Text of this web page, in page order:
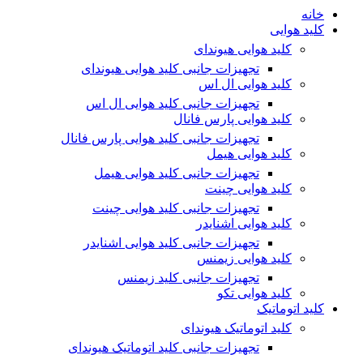
خانه
کلید هوایی
کلید هوایی هیوندای
تجهیزات جانبی کلید هوایی هیوندای
کلید هوایی ال اس
تجهیزات جانبی کلید هوایی ال اس
کلید هوایی پارس فانال
تجهیزات جانبی کلید هوایی پارس فانال
کلید هوایی هیمل
تجهیزات جانبی کلید هوایی هیمل
کلید هوایی چینت
تجهیزات جانبی کلید هوایی چینت
کلید هوایی اشنایدر
تجهیزات جانبی کلید هوایی اشنایدر
کلید هوایی زیمنس
تجهیزات جانبی کلید زیمنس
کلید هوایی تکو
کلید اتوماتیک
کلید اتوماتیک هیوندای
تجهیزات جانبی کلید اتوماتیک هیوندای